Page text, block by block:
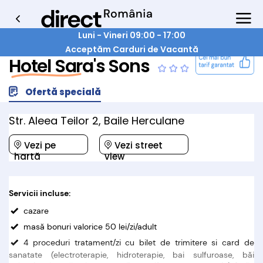
Luni - Vineri 09:00 - 17:00
Acceptăm Carduri de Vacantă
Hotel Sara's Sons
Ofertă specială
Str. Aleea Teilor 2, Baile Herculane
Vezi pe
hartă
Vezi street
view
Servicii incluse:
cazare
masă bonuri valorice 50 lei/zi/adult
4 proceduri tratament/zi cu bilet de trimitere si card de
sanatate (electroterapie, hidroterapie, bai sulfuroase, băi